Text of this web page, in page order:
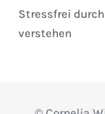
Stressfrei
verstehen